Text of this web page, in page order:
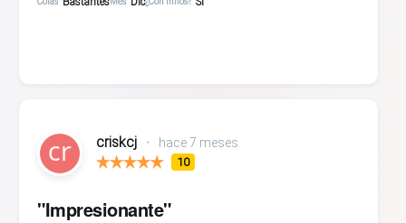
criskcj • hace 7 meses
10
"Impresionante"